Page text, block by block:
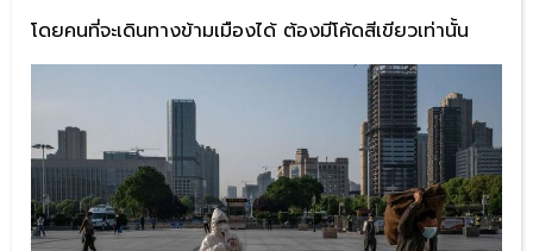
โดยคนที่จะเดินทางข้ามเมืองได้ ต้องมีโค้ดสีเขียวเท่านั้น